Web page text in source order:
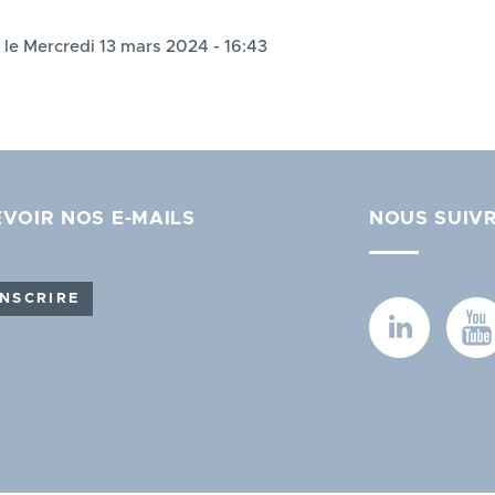
le Mercredi 13 mars 2024 - 16:43
NOS E-MAILS NOUS